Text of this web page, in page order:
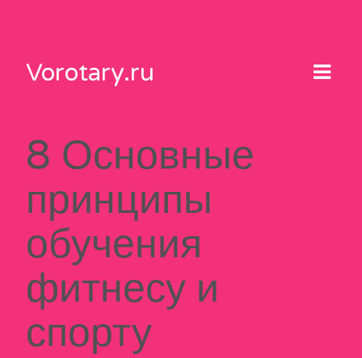
contentVorotary.ru
8 Основные
принципы
обучения
фитнесу и
спорту